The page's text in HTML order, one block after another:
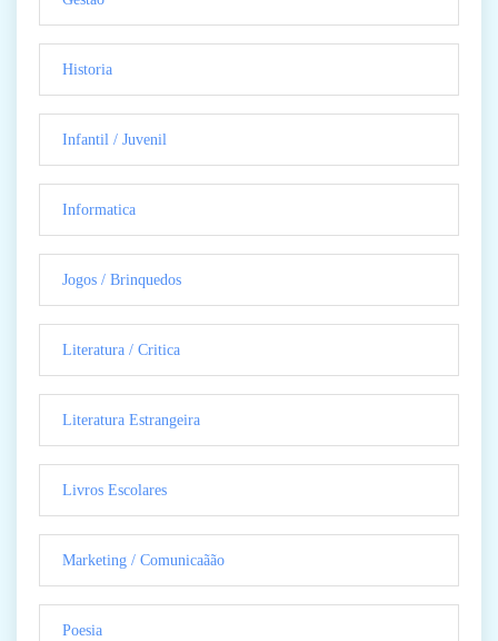
Historia
Infantil / Juvenil
Informatica
Jogos / Brinquedos
Literatura / Critica
Literatura Estrangeira
Livros Escolares
Marketing / Comunicaãão
Poesia